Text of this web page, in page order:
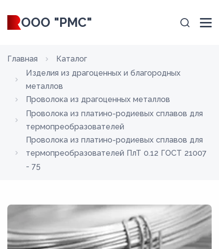
ООО "РМС"
Главная
Каталог
Изделия из драгоценных и благородных
металлов
Проволока из драгоценных металлов
Проволока из платино-родиевых сплавов для
термопреобразователей
Проволока из платино-родиевых сплавов для
термопреобразователей ПлТ 0.12 ГОСТ 21007
- 75